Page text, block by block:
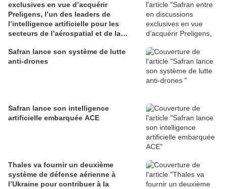
exclusives en vue d’acquérir
Preligens, l’un des leaders de
l’intelligence artificielle pour les
secteurs de l’aérospatial et de la
Safran lance son système de lutte
anti-drones
Safran lance son intelligence
artificielle embarquée ACE
Thales va fournir un deuxième
système de défense aérienne à
l’Ukraine pour contribuer à la